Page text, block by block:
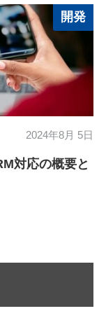
開発
2024年8月 5日
対応の概要と